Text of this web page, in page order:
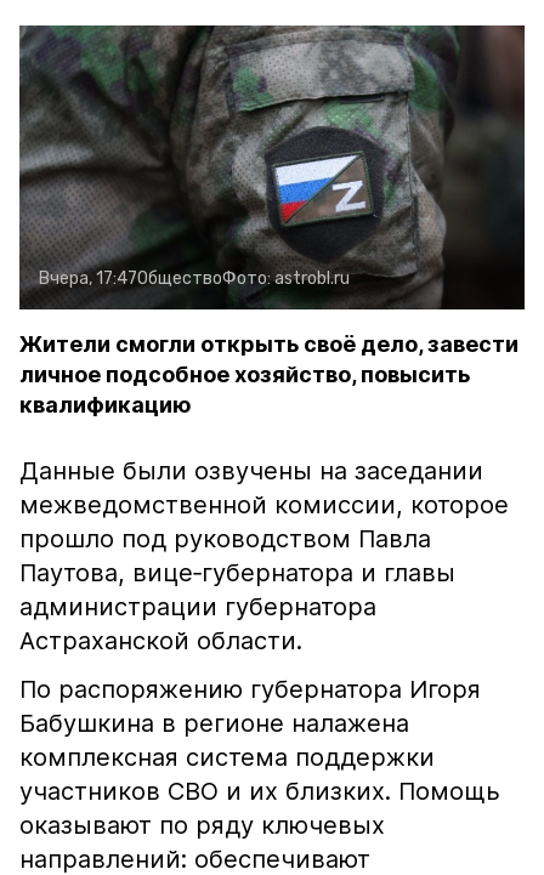
Вчера, 17:47ОбществоФото:astrobl.ru
Жители смогли открыть своё дело, завести
личное подсобное хозяйство, повысить
квалификацию
Данные были озвучены на заседании
межведомственной комиссии, которое
прошло под руководством Павла
Паутова, вице‑губернатора и главы
администрации губернатора
Астраханской области.
По распоряжению губернатора Игоря
Бабушкина в регионе налажена
комплексная система поддержки
участников СВО и их близких. Помощь
оказывают по ряду ключевых
направлений: обеспечивают